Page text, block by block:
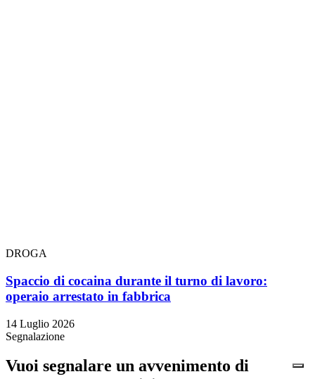
DROGA
Spaccio di cocaina durante il turno di lavoro:
operaio arrestato in fabbrica
14 Luglio 2026
Segnalazione
Vuoi segnalare un avvenimento di